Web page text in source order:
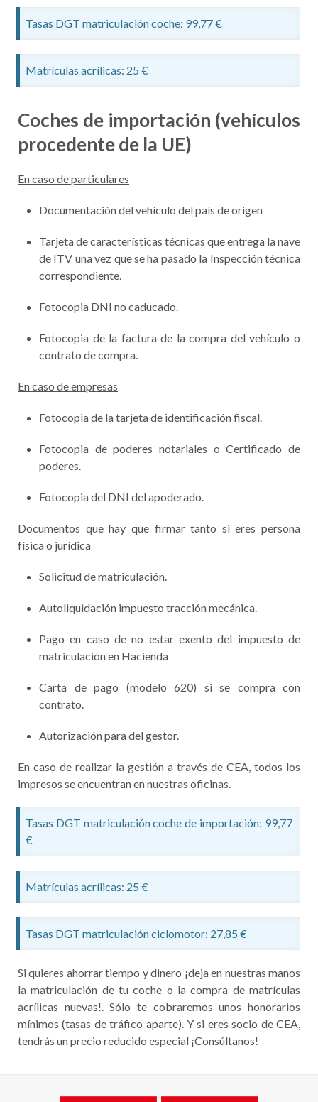
Tasas DGT matriculación coche: 99,77 €
Matrículas acrílicas: 25 €
Coches de importación (vehículos
procedente de la UE)
En caso de particulares
Documentación del vehículo del país de origen
Tarjeta de características técnicas que entrega la nave
de ITV una vez que se ha pasado la Inspección técnica
correspondiente.
Fotocopia DNI no caducado.
Fotocopia de la factura de la compra del vehículo o
contrato de compra.
En caso de empresas
Fotocopia de la tarjeta de identificación fiscal.
Fotocopia de poderes notariales o Certificado de
poderes.
Fotocopia del DNI del apoderado.
Documentos que hay que firmar tanto si eres persona
física o jurídica
Solicitud de matriculación.
Autoliquidación impuesto tracción mecánica.
Pago en caso de no estar exento del impuesto de
matriculación en Hacienda
Carta de pago (modelo 620) si se compra con
contrato.
Autorización para del gestor.
En caso de realizar la gestión a través de CEA, todos los
impresos se encuentran en nuestras oficinas.
Tasas DGT matriculación coche de importación: 99,77
€
Matrículas acrílicas: 25 €
Tasas DGT matriculación ciclomotor: 27,85 €
Si quieres ahorrar tiempo y dinero ¡deja en nuestras manos
la matriculación de tu coche o la compra de matrículas
acrílicas nuevas!. Sólo te cobraremos unos honorarios
mínimos (tasas de tráfico aparte). Y si eres socio de CEA,
tendrás un precio reducido especial ¡Consúltanos!